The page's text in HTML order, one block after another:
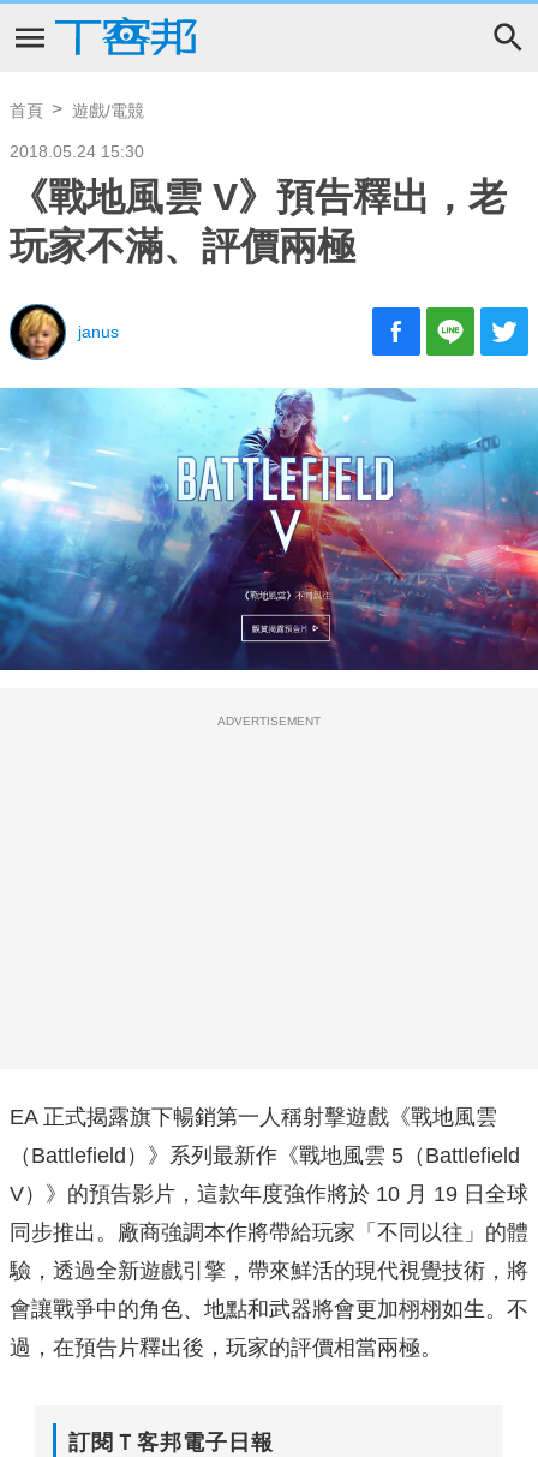
首頁 遊戲/電競
2018.05.24 15:30
《戰地風雲 V》預告釋出，老
玩家不滿、評價兩極
janus
ADVERTISEMENT
EA 正式揭露旗下暢銷第一人稱射擊遊戲《戰地風雲
（Battlefield）》系列最新作《戰地風雲 5（Battlefield
V）》的預告影片，這款年度強作將於 10 月 19 日全球
同步推出。廠商強調本作將帶給玩家「不同以往」的體
驗，透過全新遊戲引擎，帶來鮮活的現代視覺技術，將
會讓戰爭中的角色、地點和武器將會更加栩栩如生。不
過，在預告片釋出後，玩家的評價相當兩極。
訂閱Ｔ客邦電子日報